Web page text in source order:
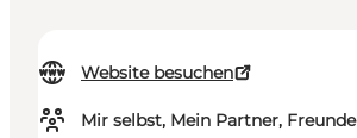
Website besuchen
Mir selbst, Mein Partner, Freunde